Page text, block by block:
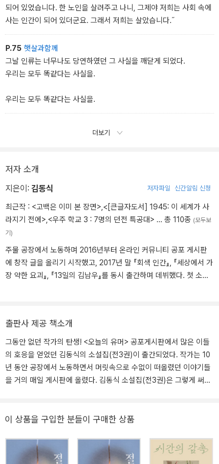
되어 있었습니다. 한 노인을 살려주고 나니, 그제야 저희는 사회 속에
사는 인간이 되어 있더군요. 그래서 저희는 살았습니다.˝
P.75 햇살과함께
그날 인류는 너무나도 당연하였던 그 사실을 깨닫게 되었다.
우리는 모두 똑같다는 사실을.
우리는 모두 똑같다는 사실을.
더보기
저자 소개
지은이: 김동식 저자파일 신간알림 신청
최근작 : <고백은 이미 본 장면>,<[큰글자도서] 1945: 이 세계가 사
라지기 전에>,<우주 학교 3 : 7명의 던전 특공대> … 총 110종 (모두보
기)
주물 공장에서 노동하며 2016년부터 온라인 커뮤니티 공포 게시판
에 창작 글을 올리기 시작했고, 2017년 말 『회색 인간』, 『세상에서 가
장 약한 요괴』, 『13일의 김남우』를 동시 출간하며 데뷔했다. 첫 소설
일 만에 사랑할 순 없다』, 『문어』, 『밸런스 게임』까지 총 10권의 ‘김동
식 소설집’을 펴냈다. 현재까지 1,700편이 넘는 소설을 창작했으며, S
DF 프로젝트 소설집 『성공한 인생』, 작법서 『초단편 소설 쓰기』, 연작
소설 『궤변 말하기 대회』, 초단편선 『인생 박물관』, 『보그나르 주식회
사』, 오디오드라마와 동시 제작된 단편집 『청부살인 협동조합』, 수필
백 회의 강연을 진행하고 있다.
출판사 제공 책소개
그동안 없던 작가의 탄생! <오늘의 유머> 공포게시판에서 많은 이들
의 호응을 얻었던 김동식의 소설집(전3권)이 출간되었다. 작가는 10
년 동안 공장에서 노동하면서 머릿속으로 수없이 떠올렸던 이야기들
을 거의 매일 게시판에 올렸다. 김동식 소설집(전3권)은 그렇게 써내
치 못한 방향으로 전개되며 이야기에 빠져들게 한다. 농담처럼 가볍
던 새로운 작가의 탄생 노동하는 작가이자 독자가 만들어 낸 작가, 김
이 상품을 구입한 분들이 구매한 상품